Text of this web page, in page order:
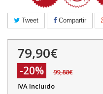
Tweet Compartir
79,90€
-20%
99,88€
IVA Incluido